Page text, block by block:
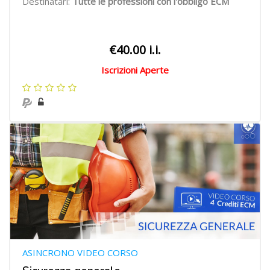
€40.00 i.i.
Iscrizioni Aperte
ASINCRONO VIDEO CORSO